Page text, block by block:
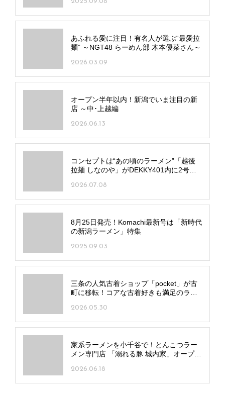
あふれる愛に注目！有名人が選ぶ“最愛拉
麺” ～NGT48 らーめん部 木本優菜さん～
2026.03.09
オープン半年以内！新潟でいま注目の新
店 ～中･上越編
2026.06.13
コンセプトは“あの頃のラーメン”「越後
拉麺 しなのや」がDEKKY401内に2号店
2026.07.08
8月25日発売！Komachi最新号は「新時代
の新潟ラーメン」特集
2025.09.03
三条の人気古着ショップ「pocket」が古
町に移転！コアな古着好きも満足のライ
2026.05.30
家系ラーメンを小千谷で！とんこつラー
メン専門店 「溺れる豚 城内家」オープ
2026.06.18